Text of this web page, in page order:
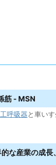
筋 - MSN
呼吸器と車い
な産業の成長